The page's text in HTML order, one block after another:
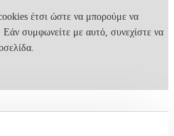
έτσι ώστε να μπορούμε να
Εάν συμφωνείτε με αυτό, συνεχίστε να